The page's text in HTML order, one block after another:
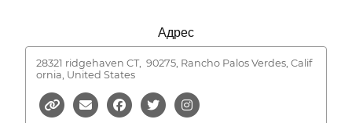
Адрес
28321 ridgehaven CT, 90275, Rancho Palos Verdes, Calif
ornia, United States